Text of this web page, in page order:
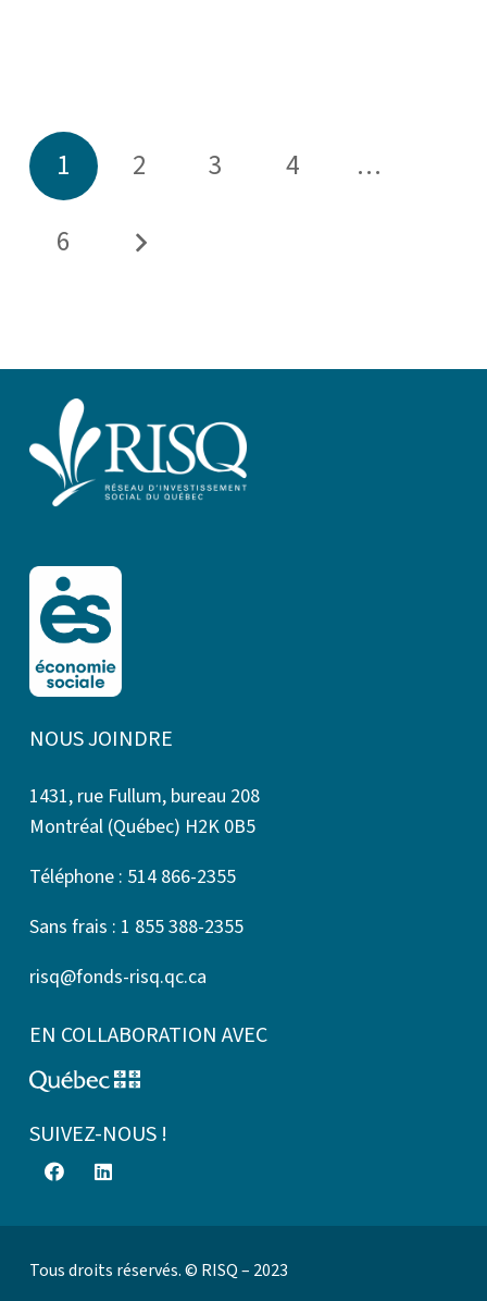
1 2 3 4
…
6
NOUS JOINDRE
1431, rue Fullum, bureau 208
Montréal (Québec) H2K 0B5
Téléphone : 514 866-2355
Sans frais : 1 855 388-2355
risq@fonds-risq.qc.ca
EN COLLABORATION AVEC
SUIVEZ-NOUS !
Tous droits réservés. © RISQ – 2023